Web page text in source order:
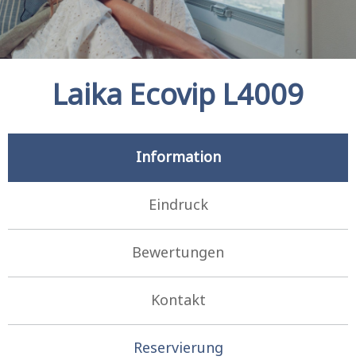
Laika Ecovip L4009
Information
Eindruck
Bewertungen
Kontakt
Reservierung